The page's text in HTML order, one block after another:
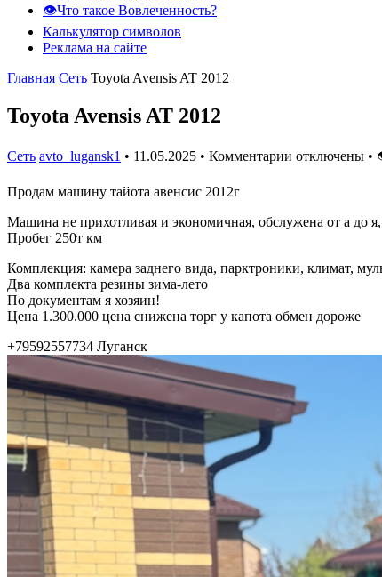
👁️Что такое Вовлеченность?
Калькулятор символов
Реклама на сайте
Главная Сеть Toyota Avensis AT 2012
Toyota Avensis AT 2012
Сеть avto_lugansk1 • 11.05.2025 • Комментарии отключены •
Продам машину тайота авенсис 2012г
Машина не прихотливая и экономичная, обслужена от а до
Пробег 250т км
Комплекция: камера заднего вида, парктроники, климат,
Два комплекта резины зима-лето
По документам я хозяин!
Цена 1.300.000 цена снижена торг у капота обмен дороже
+79592557734 Луганск